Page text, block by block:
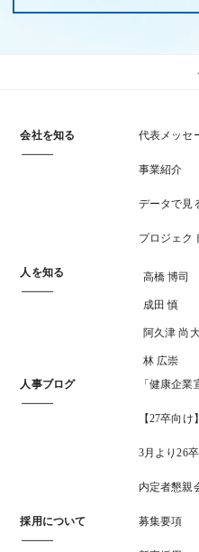
会社を知る 代表メッセ
事業紹介
データで見
プロジェク
人を知る 高橋 博司
成田 慎
阿久津 尚
林 広崇
人事ブログ
「健康企
【27卒向
3月より26
内定者懇親
採用について 募集要項